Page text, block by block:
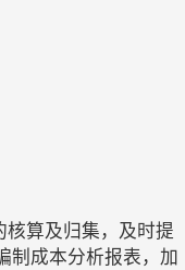
核算及归集，及时提
制成本分析报表，加